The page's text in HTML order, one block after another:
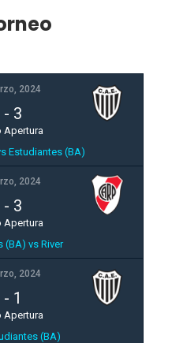
2024
- 3
Apertura
Estudiantes (BA)
2024
- 3
Apertura
(BA) vs River
2024
- 1
Apertura
(BA)